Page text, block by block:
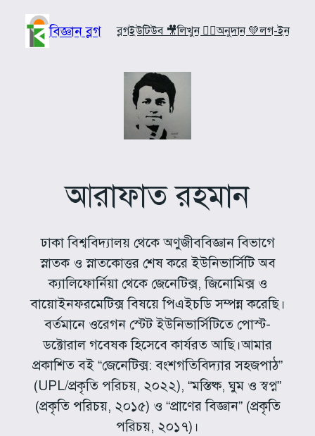
content
বিজ্ঞান ব্লগ ব্লগইউটিউব 🎥লিখুন ✍🏼অনুদান 💚লগ-ইন
আরাফাত রহমান
ঢাকা বিশ্ববিদ্যালয় থেকে অণুজীববিজ্ঞান বিভাগে
স্নাতক ও স্নাতকোত্তর শেষ করে ইউনিভার্সিটি অব
ক্যালিফোর্নিয়া থেকে জেনেটিক্স, জিনোমিক্স ও
বায়োইনফরমেটিক্স বিষয়ে পিএইচডি সম্পন্ন করেছি।
বর্তমানে ওরেগন স্টেট ইউনিভার্সিটিতে পোস্ট-
ডক্টোরাল গবেষক হিসেবে কার্যরত আছি।আমার
প্রকাশিত বই “জেনেটিক্স: বংশগতিবিদ্যার সহজপাঠ”
(UPL/প্রকৃতি পরিচয়, ২০২২), “মস্তিষ্ক, ঘুম ও স্বপ্ন”
(প্রকৃতি পরিচয়, ২০১৫) ও “প্রাণের বিজ্ঞান” (প্রকৃতি
পরিচয়, ২০১৭)।